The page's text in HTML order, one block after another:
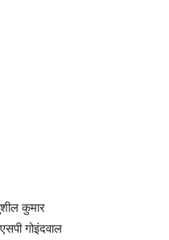
कुमार
गोइंदवाल